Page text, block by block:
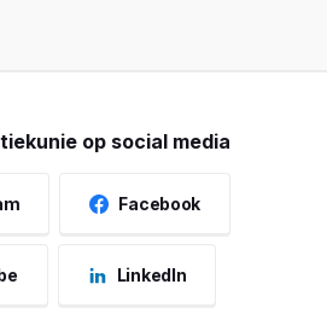
op social media
Facebook
LinkedIn